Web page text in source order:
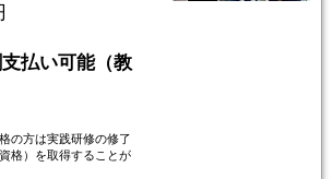
払い可能（教
の方は実践研修の修了
格）を取得することが